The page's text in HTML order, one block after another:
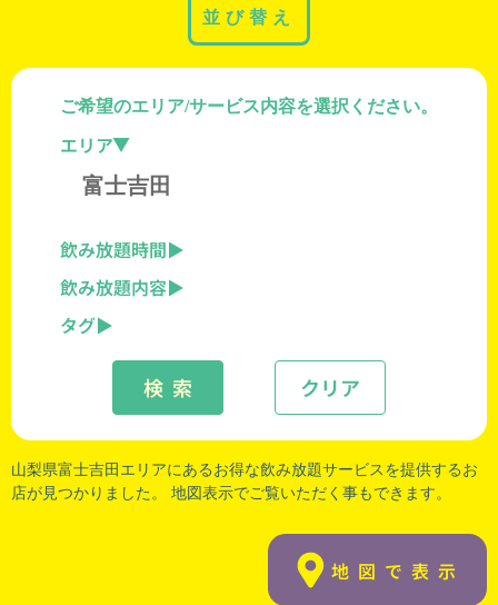
ご希望のエリア/サービス内容を選択ください。
エリア
富士吉田
飲み放題時間
飲み放題内容
タグ
クリア
検 索
並び替え
山梨県富士吉田エリアにあるお得な飲み放題サービスを提供するお
店が見つかりました。 地図表示でご覧いただく事もできます。
地図で表示